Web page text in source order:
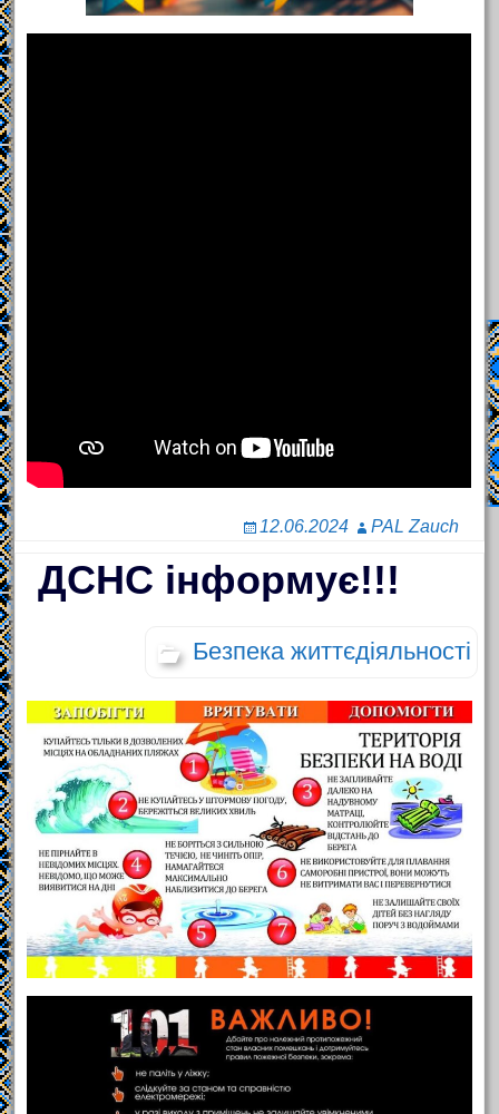
12.06.2024 PAL Zauch
ДСНС інформує!!!
Безпека життєдіяльності